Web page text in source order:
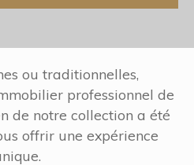
Louer Estimation
ou traditionnelles,
professionnel de
de notre collection a été
offrir une expérience